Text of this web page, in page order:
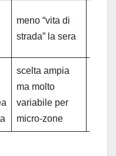
meno “vita di
strada” la sera
scelta ampia
ma molto
variabile per
micro-zone